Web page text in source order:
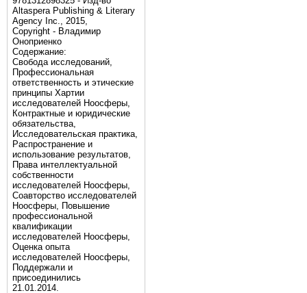
Altaspera Publishing & Literary
Agency Inc., 2015,
Copyright - Владимир
Оноприенко
Содержание:
Свобода исследований,
Профессиональная
ответственность и этические
принципы Хартии
исследователей Ноосферы,
Контрактные и юридические
обязательства,
Исследовательская практика,
Распространение и
использование результатов,
Права интеллектуальной
собственности
исследователей Ноосферы,
Соавторство исследователей
Ноосферы, Повышение
профессиональной
квалификации
исследователей Ноосферы,
Оценка опыта
исследователей Ноосферы,
Поддержали и
присоединились
21.01.2014.